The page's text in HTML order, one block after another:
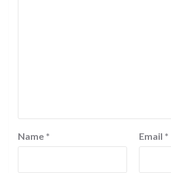
Name * Email *